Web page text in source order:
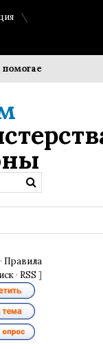
сохранить
· Правила
· RSS ]